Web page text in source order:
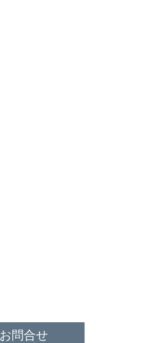
お問合せ